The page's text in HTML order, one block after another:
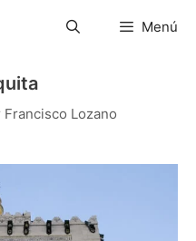
Menú
Francisco Lozano